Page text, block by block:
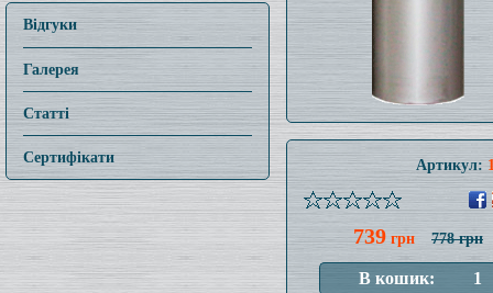
Відгуки
Галерея
Статті
Сертифікати Артикул:
739 грн 778 грн